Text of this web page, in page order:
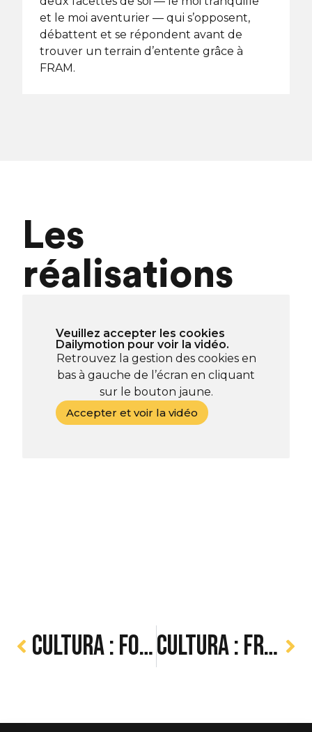
et le moi aventurier — qui s’opposent,
débattent et se répondent avant de
trouver un terrain d’entente grâce à
FRAM.
Les
réalisations
Veuillez accepter les cookies
Dailymotion pour voir la vidéo.
Retrouvez la gestion des cookies en
bas à gauche de l’écran en cliquant
sur le bouton jaune.
Accepter et voir la vidéo
Cultura : Fondation Cultura : Francofolies